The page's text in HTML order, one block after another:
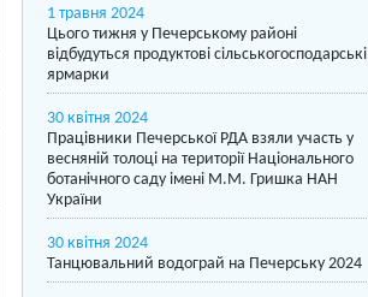
1 травня 2024
Цього тижня у Печерському районі
відбудуться продуктові сільськогосподарські
ярмарки
30 квітня 2024
Працівники Печерської РДА взяли участь у
весняній толоці на території Національного
ботанічного саду імені М.М. Гришка НАН
України
30 квітня 2024
Танцювальний водограй на Печерську 2024